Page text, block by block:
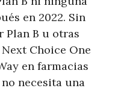
en 2022. Sin
Plan B u otras
Choice One
en farmacias
necesita una